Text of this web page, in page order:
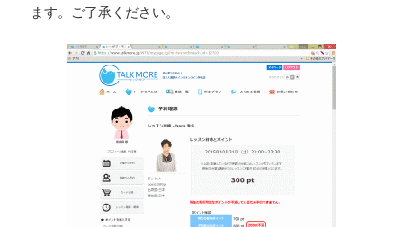
ます。ご了承ください。